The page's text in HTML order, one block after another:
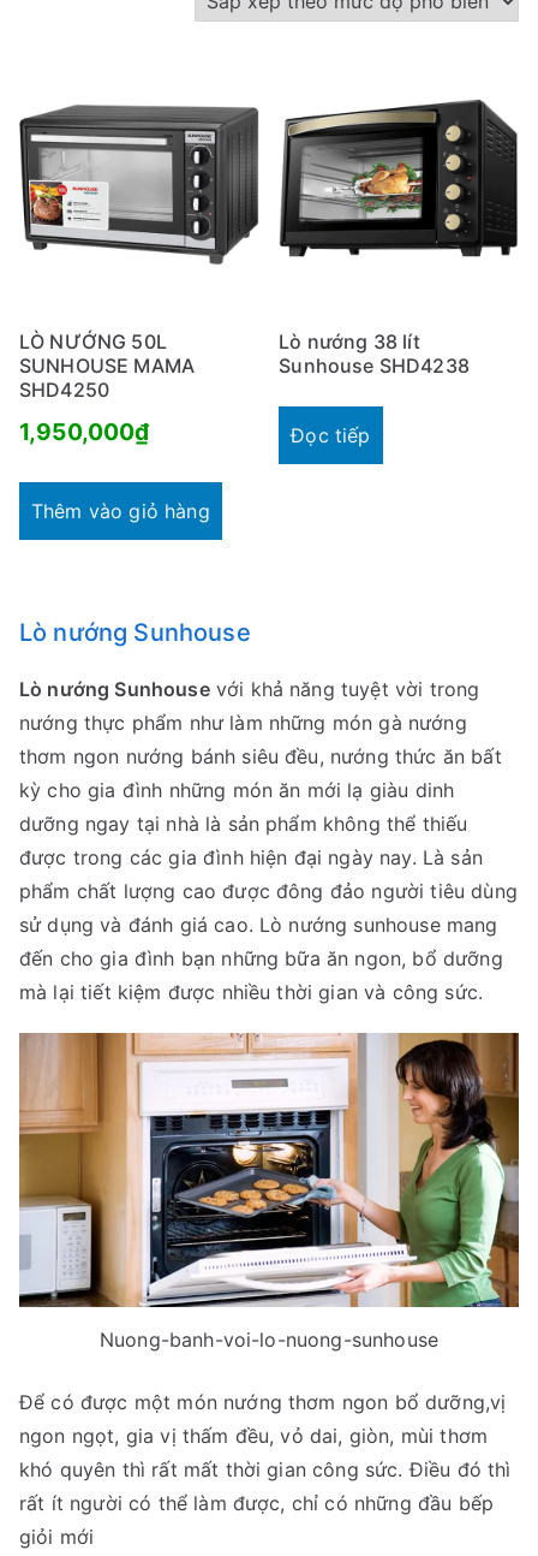
ắ
h
i
n
LÒ NƯỚNG 50L
SUNHOUSE MAMA
SHD4250
1,950,000₫
Thêm vào giỏ hàng
Lò nướng 38 lít
Sunhouse SHD4238
Đọc tiếp
Lò nướng Sunhouse
Lò nướng Sunhousevới khả năng tuyệt vời trong
nướng thực phẩm như làm những món gà nướng
thơm ngon nướng bánh siêu đều, nướng thức ăn bất
kỳ cho gia đình những món ăn mới lạ giàu dinh
dưỡng ngay tại nhà là sản phẩm không thể thiếu
được trong các gia đình hiện đại ngày nay. Là sản
phẩm chất lượng cao được đông đảo người tiêu dùng
sử dụng và đánh giá cao. Lò nướng sunhouse mang
đến cho gia đình bạn những bữa ăn ngon, bổ dưỡng
mà lại tiết kiệm được nhiều thời gian và công sức.
Nuong-banh-voi-lo-nuong-sunhouse
Để có được một món nướng thơm ngon bổ dưỡng,vị
ngon ngọt, gia vị thấm đều, vỏ dai, giòn, mùi thơm
khó quyên thì rất mất thời gian công sức. Điều đó thì
rất ít người có thể làm được, chỉ có những đầu bếp
giỏi mới